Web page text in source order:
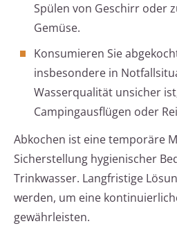
Spülen von Geschirr oder
Gemüse.
Konsumieren Sie
insbesondere in
Wasserqualität unsicher
Campingausflügen oder
Abkochen ist eine temporäre
Sicherstellung hygienischer
Trinkwasser. Langfristige
werden, um eine
gewährleisten.